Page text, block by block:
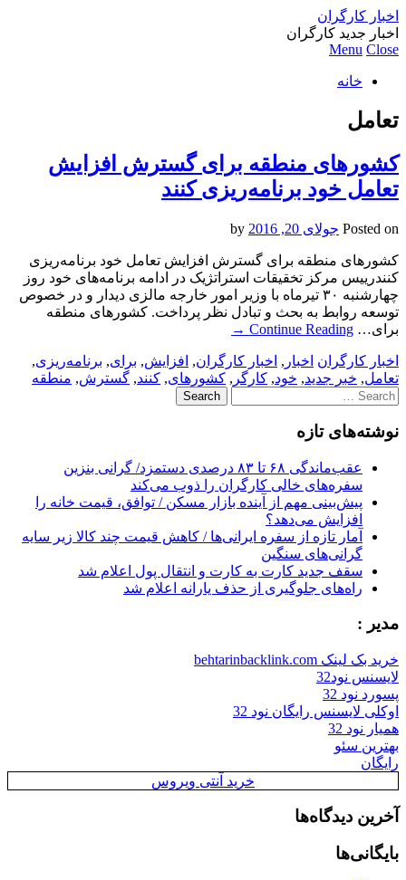
اخبار کارگران
اخبار جدید کارگران
Menu Close
خانه
تعامل
کشورهای منطقه برای گسترش افزایش
تعامل خود برنامه‌ریزی کنند
Posted on جولای 20, 2016
کشورهای منطقه برای گسترش افزایش تعامل خود برنامه‌ریزی
کنندرییس مرکز تخقیقات استراتژیک در ادامه برنامه‌های خود روز
چهارشنبه ۳۰ تیرماه با وزیر امور خارجه مالزی دیدار و در خصوص
توسعه روابط به بحث و تبادل نظر پرداخت. کشورهای منطقه
برای… Continue Reading
→
اخبار کارگران اخبار , اخبار کارگران, افزایش, برای, برنامه‌ریزی,
تعامل, خبر جدید, خود, کارگر , کشورهای, کنند, گسترش, منطقه
Search
for:
نوشته‌های تازه
عقب‌ماندگی ۶۸ تا ۸۳ درصدی دستمزد/ گرانی بنزین
سفره‌های خالی کارگران را ذوب می‌کند
پیش‌بینی مهم از آینده بازار مسکن / توافق، قیمت خانه را
افزایش می‌دهد؟
آمار تازه از سفره ایرانی‌ها / کاهش قیمت چند کالا زیر سایه
گرانی‌های سنگین
سقف جدید کارت به کارت و انتقال پول اعلام شد
راه‌های جلوگیری از حذف یارانه اعلام شد
مدیر :
خرید بک لینک behtarinbacklink.com
لایسنس نود32
پسورد نود 32
اوکلی لایسنس رایگان نود 32
همیار نود 32
بهترین سئو
رایگان
خرید آنتی ویروس
آخرین دیدگاه‌ها
بایگانی‌ها